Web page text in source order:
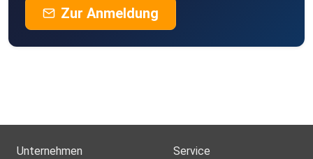
Zur Anmeldung
Unternehmen Service